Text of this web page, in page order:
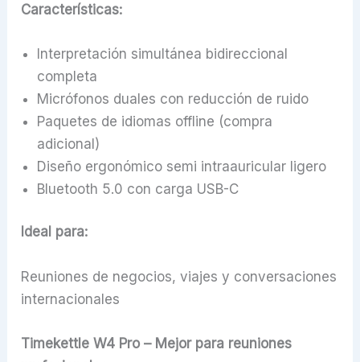
Características:
Interpretación simultánea bidireccional
completa
Micrófonos duales con reducción de ruido
Paquetes de idiomas offline (compra
adicional)
Diseño ergonómico semi intraauricular ligero
Bluetooth 5.0 con carga USB-C
Ideal para:
Reuniones de negocios, viajes y conversaciones
internacionales
Timekettle W4 Pro – Mejor para reuniones